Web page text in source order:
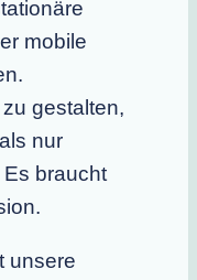
mobile
gestalten,
nur
braucht
unsere